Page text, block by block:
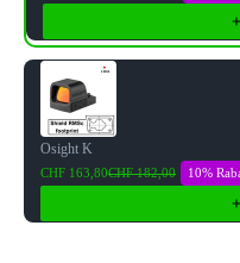
Osight K
CHF 163,80CHF 182,00 10%